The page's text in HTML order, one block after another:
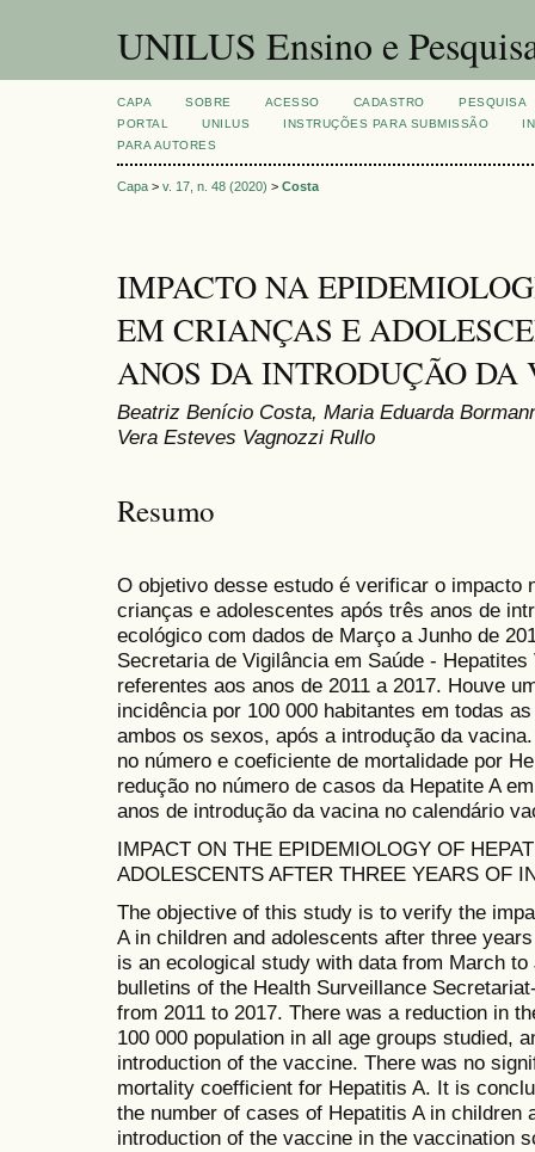
UNILUS Ensino e
CAPA SOBRE ACESSO CADASTRO
PESQUISA
PORTAL
UNILUS INSTRUÇÕES PARA SUBMISSÃO
PARA AUTORES
Capa > v. 17, n. 48 (2020) > Costa
IMPACTO NA
EM CRIANÇAS E
ANOS DA INTRODUÇÃO DA
Beatriz Benício Costa, Maria Eduarda
Vera Esteves Vagnozzi Rullo
Resumo
O objetivo desse estudo é verificar o impacto
crianças e adolescentes após três anos de
ecológico com dados de Março a Junho de
Secretaria de Vigilância em Saúde -
referentes aos anos de 2011 a 2017. Houve
incidência por 100 000 habitantes em todas
ambos os sexos, após a introdução da
no número e coeficiente de mortalidade por
redução no número de casos da Hepatite A
anos de introdução da vacina no calendário
IMPACT ON THE EPIDEMIOLOGY OF
ADOLESCENTS AFTER THREE YEARS OF
The objective of this study is to verify the
A in children and adolescents after three
is an ecological study with data from March
bulletins of the Health Surveillance
from 2011 to 2017. There was a reduction in
100 000 population in all age groups studied,
introduction of the vaccine. There was no
mortality coefficient for Hepatitis A. It is
the number of cases of Hepatitis A in children
introduction of the vaccine in the vaccination